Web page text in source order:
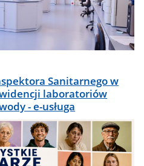
Sanitarnego w
laboratoriów
- e-usługa